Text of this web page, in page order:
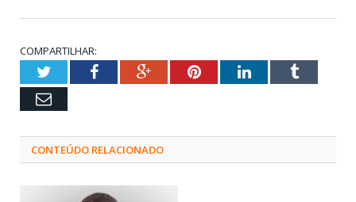
COMPARTILHAR:
TwitterFacebookGoogle+PinterestLinkedInTumblr
Email
CONTEÚDO RELACIONADO